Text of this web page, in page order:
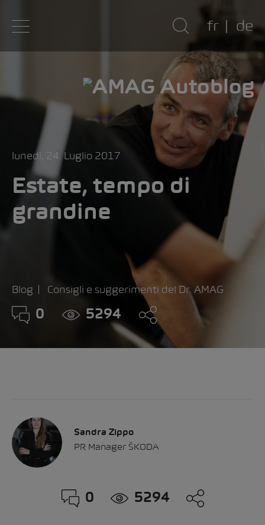
fr de
lunedì, 24. Luglio 2017
Estate, tempo di
grandine
Blog Consigli e suggerimenti del Dr. AMAG
0 5294
Sandra Zippo
PR Manager ŠKODA
0 5294